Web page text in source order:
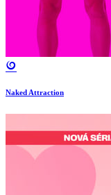
Naked Attraction